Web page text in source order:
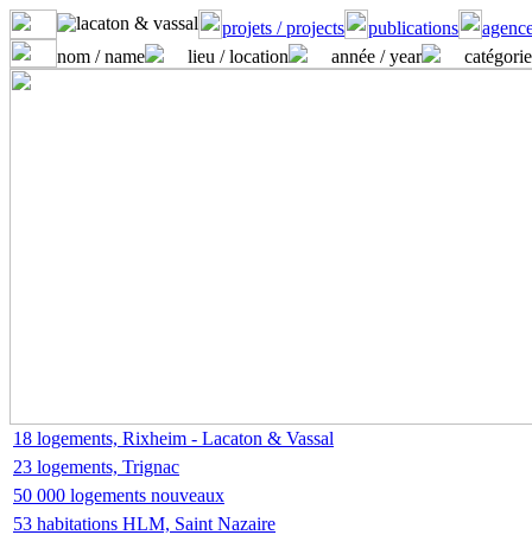
projets / projects publications
nom / name
lieu / location année / year
18 logements, Rixheim - Lacaton & Vassal
23 logements, Trignac
50 000 logements nouveaux
53 habitations HLM, Saint Nazaire